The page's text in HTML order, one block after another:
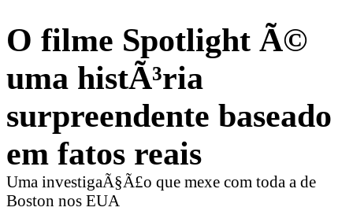
O filme Spotlight Ã©
uma histÃ³ria
surpreendente baseado
em fatos reais
Uma investigaÃ§Ã£o que mexe com toda a de
Boston nos EUA